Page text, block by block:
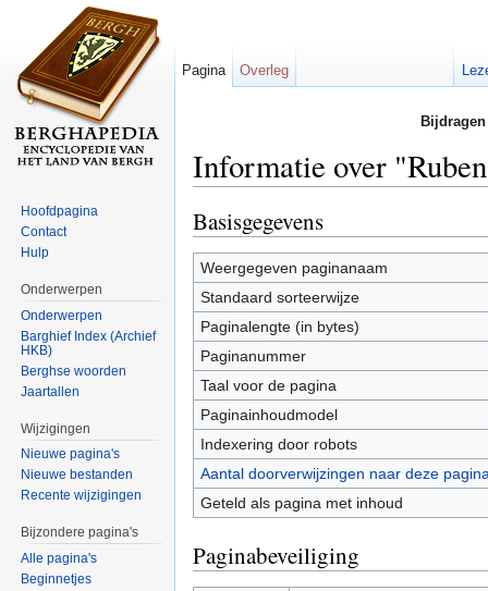
Informatie over
Basisgegevens
Weergegeven paginanaam
Standaard sorteerwijze
Paginalengte (in bytes)
Paginanummer
Taal voor de pagina
Paginainhoudmodel
Indexering door robots
Aantal doorverwijzingen naar deze
Geteld als pagina met inhoud
Paginabeveiliging
Pagina Overleg
Hoofdpagina
Contact
Hulp
Onderwerpen
Onderwerpen
Barghief Index (Archief
HKB)
Berghse woorden
Jaartallen
Wijzigingen
Nieuwe pagina's
Nieuwe bestanden
Recente wijzigingen
Bijzondere pagina's
Alle pagina's
Beginnetjes